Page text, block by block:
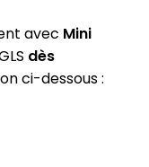
avec Mini
dès
ci-dessous :